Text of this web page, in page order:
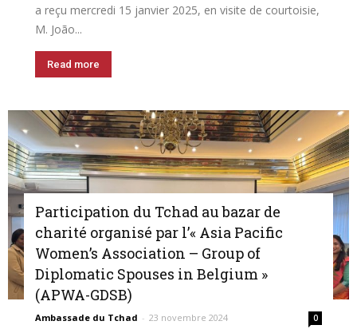
a reçu mercredi 15 janvier 2025, en visite de courtoisie,
M. João...
Read more
Participation du Tchad au bazar de
charité organisé par l’« Asia Pacific
Women’s Association – Group of
Diplomatic Spouses in Belgium »
(APWA-GDSB)
Ambassade du Tchad - 23 novembre 2024 0